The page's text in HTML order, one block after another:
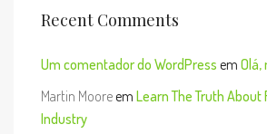
Recent Comments
Um comentador do WordPress em Olá,
Martin Mooreem Learn The Truth About
Industry